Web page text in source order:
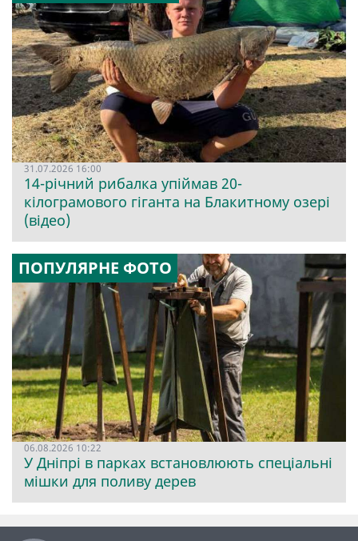
31.07.2026 16:00
14-річний рибалка упіймав 20-
кілограмового гіганта на Блакитному озері
(відео)
ПОПУЛЯРНЕ ФОТО
06.08.2026 10:22
У Дніпрі в парках встановлюють спеціальні
мішки для поливу дерев